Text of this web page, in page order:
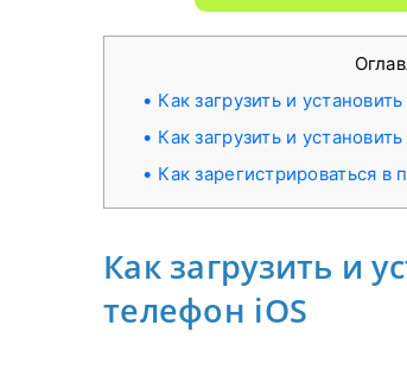
Как загрузить и
Как загрузить и
Как зарегистрироваться
Как загрузить и
телефон iOS